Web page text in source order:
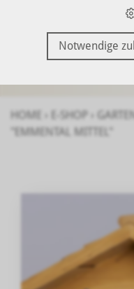
HOME › E-SHOP ›
"EMMENTAL MITTEL"
Notwendige